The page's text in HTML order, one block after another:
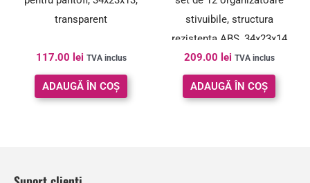
transparent
117.00 lei TVA inclus
ADAUGĂ ÎN COȘ
stivuibile, structura
rezistenta ABS, 34x23x14
cm, transparent
209.00 lei TVA inclus
ADAUGĂ ÎN COȘ